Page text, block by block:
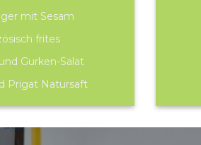
mit Sesam
frites
Gurken-Salat
Prigat Natursaft